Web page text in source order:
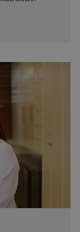
ด) เป็น
พ.ว
โรค
ใจ
นังกั้น
รั่ว
ขนาด